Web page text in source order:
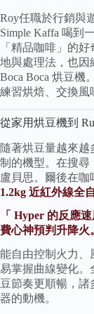
Roy任職於行銷與
Simple Kaffa 喝到
「精品咖啡」的
地與處理法，也因
Boca Boca 烘豆機
練習烘焙、交換風
從家用烘豆機到
隨著烘豆量越來越
制的機型。在搜尋
盧貝思。爾後在咖
1.2kg 近紅外線全
「 Hyper 的反應
費心神預判升降火
能自由控制火力、
易掌握曲線變化。
豆節奏更順暢，諸
器的動機。